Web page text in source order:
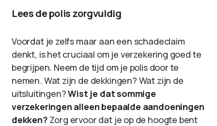
Lees de polis zorgvuldig
Voordat je zelfs maar aan een schadeclaim
denkt, is het cruciaal om je verzekering goed te
begrijpen. Neem de tijd om je polis door te
nemen. Wat zijn de dekkingen? Wat zijn de
uitsluitingen?Wist je dat sommige
verzekeringen alleen bepaalde aandoeningen
dekken?Zorg ervoor dat je op de hoogte bent